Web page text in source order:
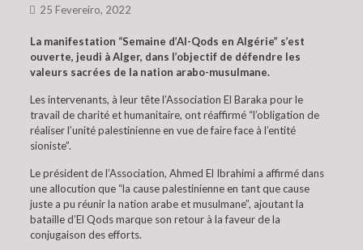
25 Fevereiro, 2022
La manifestation “Semaine d’Al-Qods en Algérie” s’est
ouverte, jeudi à Alger, dans l’objectif de défendre les
valeurs sacrées de la nation arabo-musulmane.
Les intervenants, à leur tête l’Association El Baraka pour le
travail de charité et humanitaire, ont réaffirmé “l’obligation de
réaliser l’unité palestinienne en vue de faire face à l’entité
sioniste”.
Le président de l’Association, Ahmed El Ibrahimi a affirmé dans
une allocution que “la cause palestinienne en tant que cause
juste a pu réunir la nation arabe et musulmane”, ajoutant la
bataille d’El Qods marque son retour à la faveur de la
conjugaison des efforts.